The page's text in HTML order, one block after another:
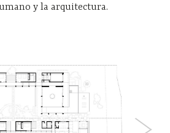
y la arquitectura.